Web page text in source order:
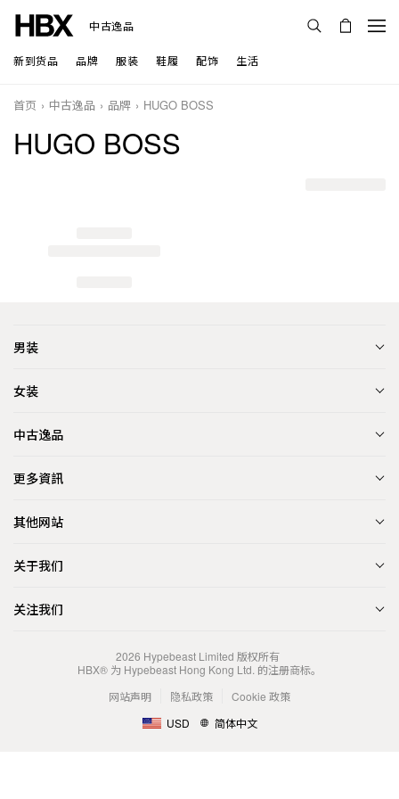
中古逸品
新到货品 品牌 服装 鞋履 配饰 生活
首页 中古逸品 品牌 HUGO BOSS
HUGO BOSS
男装
女装
中古逸品
更多資訊
其他网站
关于我们
关注我们
2026 Hypebeast Limited 版权所有
HBX® 为 Hypebeast Hong Kong Ltd. 的注册商标。
网站声明
隐私政策
Cookie 政策
USD
简体中文